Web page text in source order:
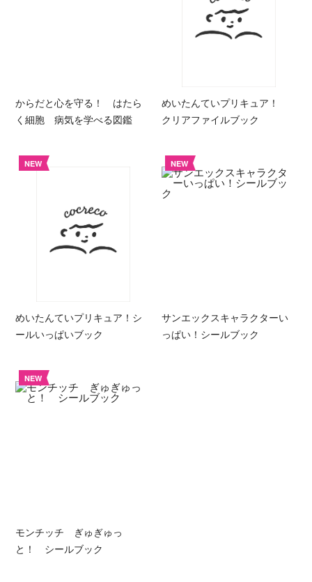
からだと心を守る！ はたら
く細胞 病気を学べる図鑑
めいたんていプリキュア！
クリアファイルブック
NEW
めいたんていプリキュア！シ
ールいっぱいブック
NEW
サンエックスキャラクターい
っぱい！シールブック
NEW
モンチッチ ぎゅぎゅっ
と！ シールブック